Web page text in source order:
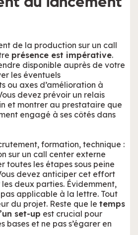
de la production sur un call
présence est impérative.
disponible auprès de votre
les éventuels
ou axes d’amélioration à
devez prévoir un relais
et montrer au prestataire que
engagé à ses côtés dans
formation, technique :
sur un call center externe
toutes les étapes sous peine
devez anticiper cet effort
deux parties. Évidemment,
applicable à la lettre. Tout
du projet. Reste que le temps
set-up est crucial pour
bases et ne pas s’égarer en